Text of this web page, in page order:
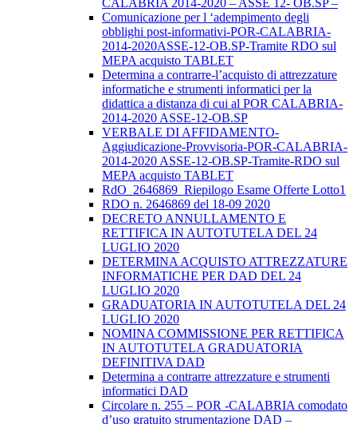
CALABRIA 2014-2020 – ASSE 12- OB.SP –
Comunicazione per l ‘adempimento degli
obblighi post-informativi-POR-CALABRIA-
2014-2020ASSE-12-OB.SP-Tramite RDO sul
MEPA acquisto TABLET
Determina a contrarre-l’acquisto di attrezzature
informatiche e strumenti informatici per la
didattica a distanza di cui al POR CALABRIA-
2014-2020 ASSE-12-OB.SP
VERBALE DI AFFIDAMENTO-
Aggiudicazione-Provvisoria-POR-CALABRIA-
2014-2020 ASSE-12-OB.SP-Tramite-RDO sul
MEPA acquisto TABLET
RdO_2646869_Riepilogo Esame Offerte Lotto1
RDO n. 2646869 del 18-09 2020
DECRETO ANNULLAMENTO E
RETTIFICA IN AUTOTUTELA DEL 24
LUGLIO 2020
DETERMINA ACQUISTO ATTREZZATURE
INFORMATICHE PER DAD DEL 24
LUGLIO 2020
GRADUATORIA IN AUTOTUTELA DEL 24
LUGLIO 2020
NOMINA COMMISSIONE PER RETTIFICA
IN AUTOTUTELA GRADUATORIA
DEFINITIVA DAD
Determina a contrarre attrezzature e strumenti
informatici DAD
Circolare n. 255 – POR -CALABRIA comodato
d’uso gratuito strumentazione DAD –